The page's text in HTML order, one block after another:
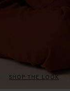
SHOP THE LOOK